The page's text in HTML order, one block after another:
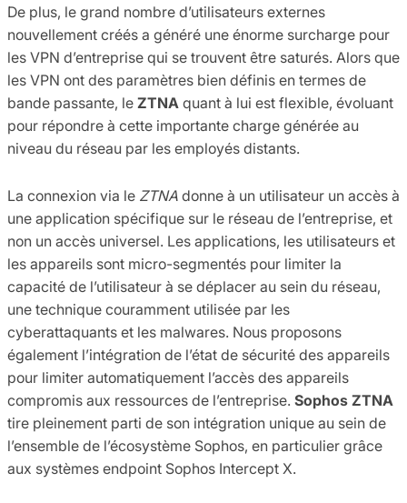
De plus, le grand nombre d’utilisateurs externes
nouvellement créés a généré une énorme surcharge pour
les VPN d’entreprise qui se trouvent être saturés. Alors que
les VPN ont des paramètres bien définis en termes de
bande passante, le ZTNA quant à lui est flexible, évoluant
pour répondre à cette importante charge générée au
niveau du réseau par les employés distants.
La connexion via le ZTNA donne à un utilisateur un accès à
une application spécifique sur le réseau de l’entreprise, et
non un accès universel. Les applications, les utilisateurs et
les appareils sont micro-segmentés pour limiter la
capacité de l’utilisateur à se déplacer au sein du réseau,
une technique couramment utilisée par les
cyberattaquants et les malwares. Nous proposons
également l’intégration de l’état de sécurité des appareils
pour limiter automatiquement l’accès des appareils
compromis aux ressources de l’entreprise. Sophos ZTNA
tire pleinement parti de son intégration unique au sein de
l’ensemble de l’écosystème Sophos, en particulier grâce
aux systèmes endpoint Sophos Intercept X.